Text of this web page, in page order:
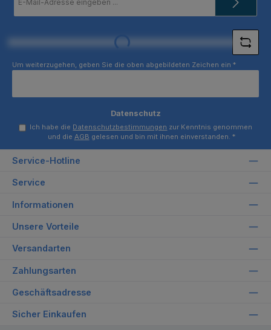
Mail-
Loading...
Um weiterzugehen, geben Sie die oben abgebildeten Zeichen ein *
Datenschutz
Ich habe die Datenschutzbestimmungen zur Kenntnis genommen
und die AGB gelesen und bin mit ihnen einverstanden. *
Service-Hotline
Service
Informationen
Unsere Vorteile
Versandarten
Zahlungsarten
Geschäftsadresse
Sicher Einkaufen